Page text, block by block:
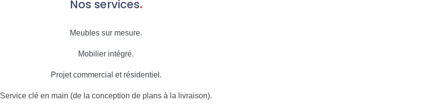
Nos services.
Meubles sur mesure.
Mobilier intégré.
Projet commercial et résidentiel.
Service clé en main (de la conception de plans à la livraison).